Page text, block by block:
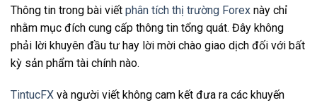
Thông tin trong bài viết phân tích thị trường Forex này chỉ
nhằm mục đích cung cấp thông tin tổng quát. Đây không
phải lời khuyên đầu tư hay lời mời chào giao dịch đối với bất
kỳ sản phẩm tài chính nào.
TintucFX và người viết không cam kết đưa ra các khuyến